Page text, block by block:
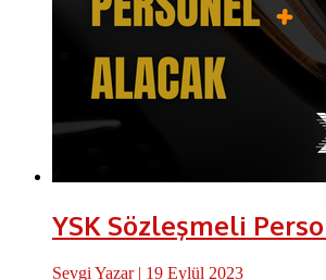
YSK Sözleşmeli
Sevgi Yazar| 19 Eylül 2023